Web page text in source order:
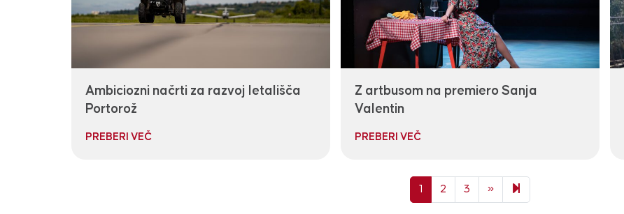
Ambiciozni načrti za razvoj letališča
Portorož
PREBERI VEČ
Z artbusom na premiero Sanja
Valentin
PREBERI VEČ
1 2 3 »Next page